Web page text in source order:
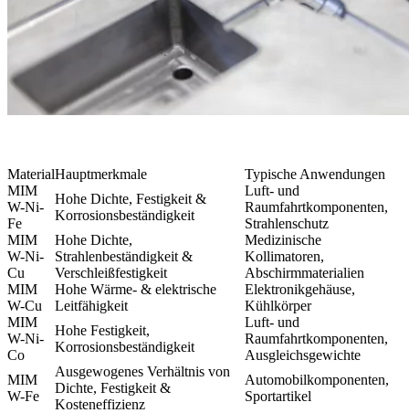
MaterialHauptmerkmale
Typische Anwendungen
MIM
W-Ni-
Fe
Hohe Dichte, Festigkeit &
Korrosionsbeständigkeit
Luft- und
Raumfahrtkomponenten,
Strahlenschutz
MIM
W-Ni-
Cu
Hohe Dichte,
Strahlenbeständigkeit &
Verschleißfestigkeit
Medizinische
Kollimatoren,
Abschirmmaterialien
MIM
W-Cu
Hohe Wärme- & elektrische
Leitfähigkeit
Elektronikgehäuse,
Kühlkörper
MIM
W-Ni-
Co
Hohe Festigkeit,
Korrosionsbeständigkeit
Luft- und
Raumfahrtkomponenten,
Ausgleichsgewichte
MIM
W-Fe
Ausgewogenes Verhältnis von
Dichte, Festigkeit &
Kosteneffizienz
Automobilkomponenten,
Sportartikel